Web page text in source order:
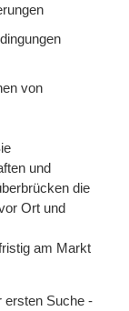
von
und
die
Ort und
am Markt
ersten Suche -